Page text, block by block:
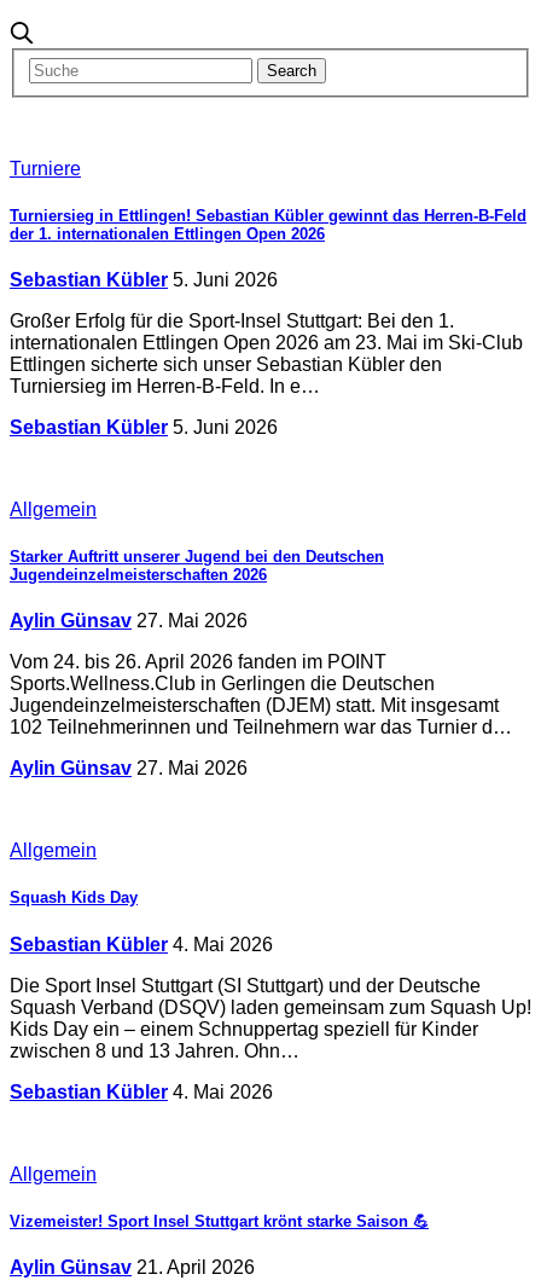
Turniere
Turniersieg in Ettlingen! Sebastian Kübler gewinnt das Herren-B-Feld
der 1. internationalen Ettlingen Open 2026
Sebastian Kübler 5. Juni 2026
Großer Erfolg für die Sport-Insel Stuttgart: Bei den 1.
internationalen Ettlingen Open 2026 am 23. Mai im Ski-Club
Ettlingen sicherte sich unser Sebastian Kübler den
Turniersieg im Herren-B-Feld. In e…
Sebastian Kübler 5. Juni 2026
Allgemein
Starker Auftritt unserer Jugend bei den Deutschen
Jugendeinzelmeisterschaften 2026
Aylin Günsav 27. Mai 2026
Vom 24. bis 26. April 2026 fanden im POINT
Sports.Wellness.Club in Gerlingen die Deutschen
Jugendeinzelmeisterschaften (DJEM) statt. Mit insgesamt
102 Teilnehmerinnen und Teilnehmern war das Turnier d…
Aylin Günsav 27. Mai 2026
Allgemein
Squash Kids Day
Sebastian Kübler 4. Mai 2026
Die Sport Insel Stuttgart (SI Stuttgart) und der Deutsche
Squash Verband (DSQV) laden gemeinsam zum Squash Up!
Kids Day ein – einem Schnuppertag speziell für Kinder
zwischen 8 und 13 Jahren. Ohn…
Sebastian Kübler 4. Mai 2026
Allgemein
Vizemeister! Sport Insel Stuttgart krönt starke Saison 💪
Aylin Günsav 21. April 2026